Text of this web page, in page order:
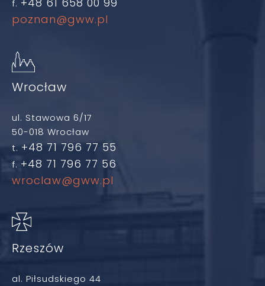
f.
poznan@gww.pl
Wrocław
ul. Stawowa 6/17
50-018 Wrocław
t. +48 71 796 77 55
f. +48 71 796 77 56
wroclaw@gww.pl
Rzeszów
al. Piłsudskiego 44